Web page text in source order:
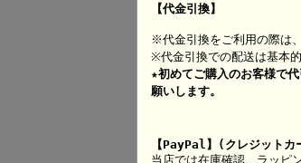
【代金引換】
※代金引換をご利用の際は
※代金引換での配送は基本
★初めてご購入のお客様で代
願いします。
【PayPal】(クレジットカ
当店では在庫確認、ラッピ